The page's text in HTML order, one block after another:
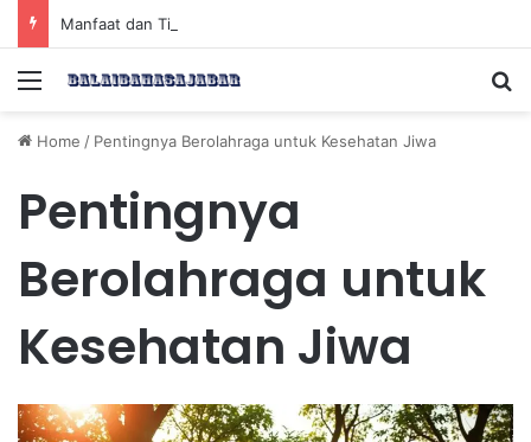
Manfaat dan Tips Puasa untuk Kesehatan Optimal
Menu
Home / Pentingnya Berolahraga untuk Kesehatan Jiwa
Pentingnya
Berolahraga untuk
Kesehatan Jiwa